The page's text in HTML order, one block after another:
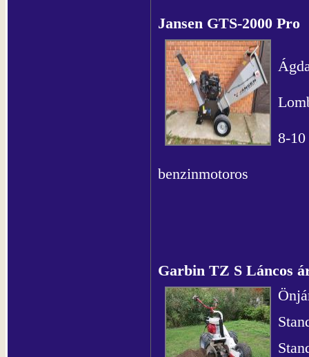
Jansen GTS-2000 Pro
8-10
benzinmotoros
Garbin TZ S Láncos